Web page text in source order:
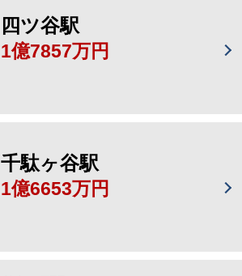
四ツ谷駅
1億7857万円
千駄ヶ谷駅
1億6653万円